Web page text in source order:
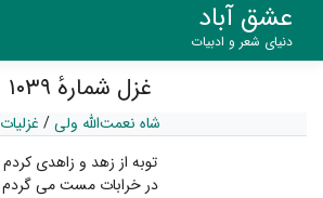
عشق آباد
دنیای شعر و ادبیات
غزل شمارهٔ ۱۰۳۹
شاه نعمت‌الله ولی/ غزلیات
توبه از زهد و زاهدی کردم
در خرابات مست می گردم